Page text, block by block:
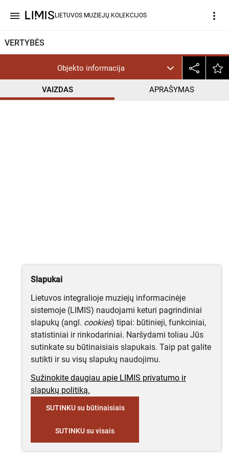
menu LIETUVOS MUZIEJŲ KOLEKCIJOS more_vert
VERTYBĖS
Objekto informacija
VAIZDAS APRAŠYMAS
CC BY help_outline
Slapukai
Lietuvos integralioje muziejų informacinėje
sistemoje (LIMIS) naudojami keturi pagrindiniai
slapukų (angl. cookies) tipai: būtinieji, funkciniai,
statistiniai ir rinkodariniai. Naršydami toliau Jūs
sutinkate su būtinaisiais slapukais. Taip pat galite
sutikti ir su visų slapukų naudojimu.
Sužinokite daugiau apie LIMIS privatumo ir
slapukų politiką.
SUTINKU su būtinaisiais
SUTINKU su visais